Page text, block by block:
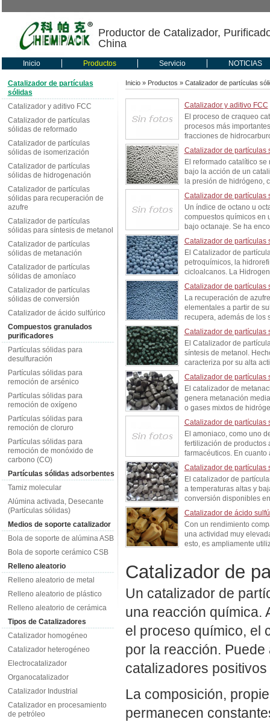
Productor de Catalizador,
China
Inicio Productos Servicio NOTICIAS
Catalizador de partículas
sólidas
Catalizador y aditivo FCC
Catalizador de partículas
sólidas de reformado
Catalizador de partículas
sólidas de isomerización
Catalizador de partículas
sólidas de hidrogenación
Catalizador de partículas
sólidas para recuperación de
azufre
Catalizador de partículas
sólidas para síntesis de metanol
Catalizador de partículas
sólidas de metanación
Catalizador de partículas
sólidas de amoníaco
Catalizador de partículas
sólidas de conversión
Catalizador de ácido sulfúrico
Compuestos granulados
purificadores
Partículas sólidas para
desulfuración
Partículas sólidas para
remoción de arsénico
Partículas sólidas para
remoción de oxígeno
Partículas sólidas para
remoción de cloruro
Partículas sólidas para
remoción de monóxido de
carbono (CO)
Partículas sólidas adsorbentes
Tamiz molecular
Alúmina activada, Desecante
(Partículas sólidas)
Medios de soporte catalizador
Bola de soporte de alúmina ASB
Bola de soporte cerámico CSB
Relleno aleatorio
Relleno aleatorio de metal
Relleno aleatorio de plástico
Relleno aleatorio de cerámica
Tipos de Catalizadores
Catalizador homogéneo
Catalizador heterogéneo
Electrocatalizador
Organocatalizador
Catalizador Industrial
Catalizador en procesamiento
de petróleo
Inicio» Productos » Catalizador de partículas
Catalizador y aditivo FCC
El proceso de craqueo
procesos más
fracciones de
Catalizador de partículas
El reformado catalítico
bajo la acción de un
la presión de hidrógeno,
Catalizador de partículas
Un índice de octano u
compuestos químicos en
bajo octanaje. Se ha
Catalizador de partículas
El Catalizador de
petroquímicos, la
cicloalcanos. La
Catalizador de partículas
La recuperación de
elementales a partir de
recupera, además de los
Catalizador de partículas
El Catalizador de
síntesis de metanol.
caracteriza por su alta
Catalizador de partículas
El catalizador de
genera metanación
o gases mixtos de
Catalizador de partículas
El amoniaco, como uno
fertilización de productos
farmacéuticos. En
Catalizador de partículas
El catalizador de
a temperaturas altas y
conversión disponibles
Catalizador de ácido
Con un rendimiento
una actividad muy
esto, es ampliamente
Catalizador de
Un catalizador de
una reacción química.
el proceso químico, el
por la reacción.
catalizadores
La composición,
permanecen